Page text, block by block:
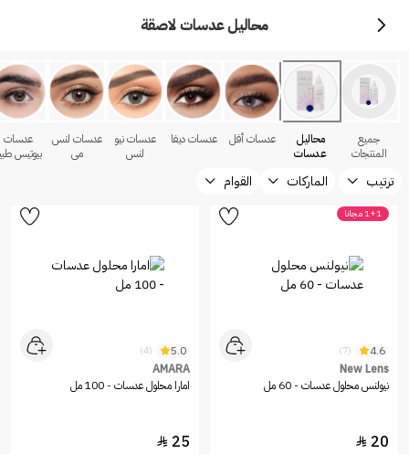
محاليل عدسات لاصقة
جميع
المنتجات
محاليل
عدسات
عدسات أفل عدسات ديفا
عدسات نيو
لنس
عدسات لنس
مي
عدسات
بيوتيس
ترتيب الماركات القوام
1+1 مجانا
4.6
(7)
New Lens
نيولنس محلول عدسات - 60 مل
20

5.0
(4)
AMARA
امارا محلول عدسات - 100 مل
25
